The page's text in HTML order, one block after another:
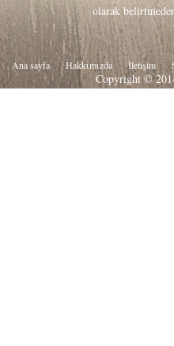
olarak
Ana sayfa Hakkιmιzda İletişim
Copyright ©